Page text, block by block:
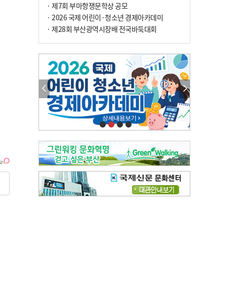
박현주의 책 이야기[전체보기]
차세대 축구황제는? 월드컵 아는만큼 보여요
문재필-여름_저녁무렵의호수
이 한편의 시조[전체보기]
참선 /오기환
고향 /김진규
주말 영화 박스오피스[전체보기]
‘스파이더맨’ 개봉 5일 만에 300만 돌풍…박스오피스·예매율 동시 1위
‘호프’ 개봉 11일 만에 관객 300만…‘스파이더맨’ 예매율 68.8% 1위
오늘의 운세- [전체보기]
오늘의 운세- 2026년 8월 6일 (음 6월 24일)
오늘의 운세- 2026년 8월 5일 (음 6월 23일)
조해훈의 고전 속 이 문장 [전체보기]
입추 지났는데도 덥다며 신유안에게 보낸 박규수의 편지
· 제7회 부마항쟁문학상 공모
· 2026 국제 어린이·청소년 경제아카데미
· 제28회 부산광역시장배 전국바둑대회